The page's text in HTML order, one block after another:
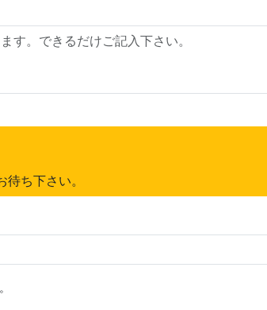
ち下さい。